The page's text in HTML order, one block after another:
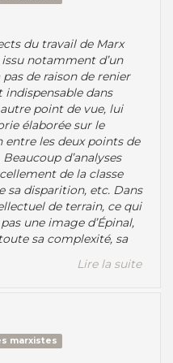
du travail de Marx
notamment d’un
de raison de renier
indispensable dans
point de vue, lui
élaborée sur le
entre les deux points de
d’analyses
de la classe
sa disparition, etc. Dans
de terrain, ce qui
une image d’Épinal,
sa complexité, sa
Lire la suite
marxistes